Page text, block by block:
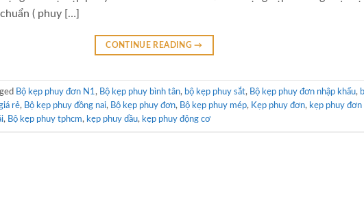
( phuy […]
CONTINUE READING→
Bộ kẹp phuy đơn N1 , Bộ kẹp phuy bình tân, bộ kẹp phuy sắt, Bộ kẹp phuy đơn nhập khẩu,
rẻ, Bộ kẹp phuy đồng nai, Bộ kẹp phuy đơn, Bộ kẹp phuy mép, Kẹp phuy đơn, kẹp phuy đơn
, Bộ kẹp phuy tphcm, kẹp phuy dầu, kẹp phuy động cơ